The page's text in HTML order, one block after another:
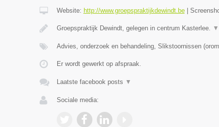
Website: http://www.groepspraktijkdewindt.be|
Groepspraktijk Dewindt, gelegen in centrum Kasterlee. ▼
Advies, onderzoek en behandeling, Slikstoornissen
Er wordt gewerkt op afspraak.
Laatste facebook posts ▼
Sociale media: